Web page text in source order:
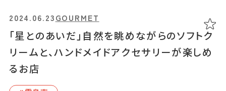
「星とのあいだ」自然を眺めながらのソフトク
リームと、ハンドメイドアクセサリーが楽しめ
るお店
2024.06.23GOURMET
#吉⽥・吉野周辺
#イートイン#カフェ#スイーツ#テイクアウト#和スイーツ
#和食